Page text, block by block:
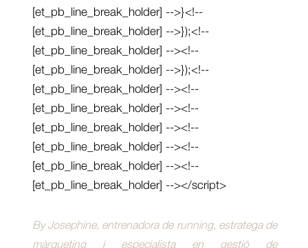
[et_pb_line_break_holder] -->}<!--
[et_pb_line_break_holder] -->});<!--
[et_pb_line_break_holder] --><!--
[et_pb_line_break_holder] -->});<!--
[et_pb_line_break_holder] --><!--
[et_pb_line_break_holder] --><!--
[et_pb_line_break_holder] --><!--
[et_pb_line_break_holder] --><!--
[et_pb_line_break_holder] --><!--
[et_pb_line_break_holder] --></script>
By Josephine, entrenadora de running, estratega de
màrqueting i especialista en gestió de